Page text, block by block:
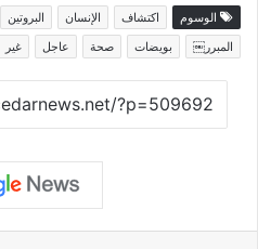
الوسوم اكتشاف الإنسان البروتين
المبرر￼
بويضات صحة عاجل غير